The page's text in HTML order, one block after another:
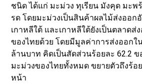
ชนิด ได้แก่ มะม่วง ทุเรียน มังคุด มะพ
รด โดยมะม่วงเป็นสินค้าผลไม้ส่งออก
เกาหลีใต้ และเกาหลีใต้ยังเป็นตลาดส่
ของไทยด้วย โดยมีมูลค่าการส่งออกใน
ล้านบาท คิดเป็นสัดส่วนร้อยละ 62.2
มะม่วงของไทยทั้งหมด ขยายตัวถึงร้อ
หน้า